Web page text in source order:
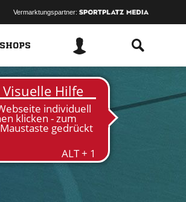
Vermarktungspartner:
SHOPS